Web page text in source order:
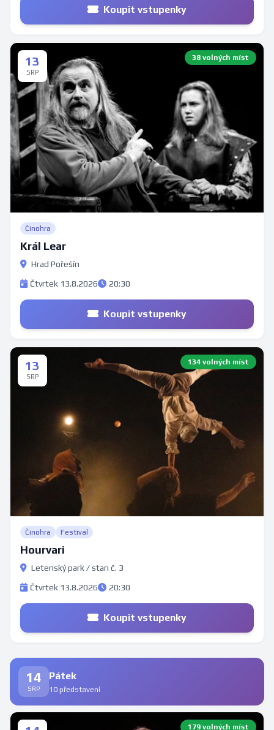
Koupit vstupenky
13
SRP
38 volných míst
Činohra
Král Lear
Hrad Pořešín
Čtvrtek 13.8.2026
20:30
Koupit vstupenky
13
SRP
134 volných míst
Činohra Festival
Hourvari
Letenský park / stan č. 3
Čtvrtek 13.8.2026
20:30
Koupit vstupenky
14
SRP
Pátek
10 představení
179 volných míst